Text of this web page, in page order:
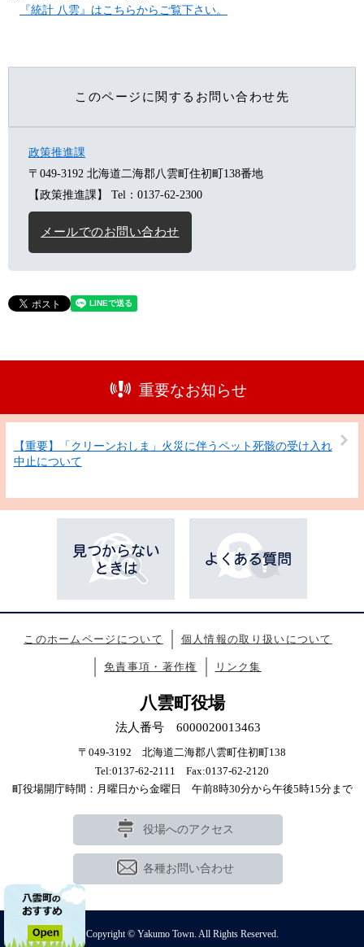
『統計 八雲』はこちらからご覧下さい。
このページに関するお問い合わせ先
政策推進課
〒049-3192 北海道二海郡八雲町住初町138番地
【政策推進課】
Tel：0137-62-2300
メールでのお問い合わせ
重要なお知らせ
【重要】「クリーンおしま」火災に伴うペット死骸の受け入れ
中止について
このホームページについて 個人情報の取り扱いについて
免責事項・著作権 リンク集
八雲町役場
法人番号 6000020013463
〒049-3192 北海道二海郡八雲町住初町138
Tel:0137-62-2111 Fax:0137-62-2120
町役場開庁時間：月曜日から金曜日 午前8時30分から午後5時15分まで
役場へのアクセス
各種お問い合わせ
Copyright © Yakumo Town. All Rights Reserved.